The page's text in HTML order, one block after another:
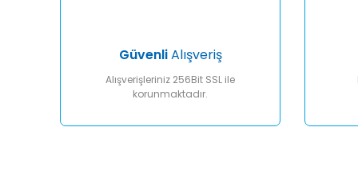
GüvenliAlışveriş
Alışverişleriniz 256Bit SSL ile
korunmaktadır.